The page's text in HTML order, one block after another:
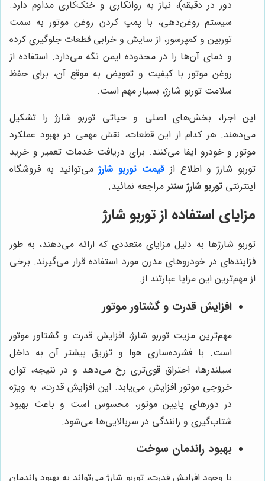
دور در دقیقه)، نیاز به روانکاری و خنک‌کاری مداوم دارد.
سیستم روغن‌دهی، با پمپ کردن روغن موتور به سمت
توربین و کمپرسور، از سایش و خرابی قطعات جلوگیری کرده
و دمای آن‌ها را در محدوده ایمن نگه می‌دارد. استفاده از
روغن موتور با کیفیت و تعویض به موقع آن، برای حفظ
سلامت توربو شارژ، بسیار مهم است.
این اجزا، بخش‌های اصلی و حیاتی توربو شارژ را تشکیل
می‌دهند. هر کدام از این قطعات، نقش مهمی در بهبود عملکرد
موتور و خودرو ایفا می‌کنند. برای دریافت خدمات تعمیر و خرید
توربو شارژ و اطلاع از قیمت توربو شارژمی‌توانید به فروشگاه
اینترنتی توربو شارژ سنتر مراجعه نمائید.
مزایای استفاده از توربو شارژ
توربو شارژها به دلیل مزایای متعددی که ارائه می‌دهند، به طور
فزاینده‌ای در خودروهای مدرن مورد استفاده قرار می‌گیرند. برخی
از مهم‌ترین این مزایا عبارتند از:
افزایش قدرت و گشتاور موتور
مهم‌ترین مزیت توربو شارژ، افزایش قدرت و گشتاور موتور
است. با فشرده‌سازی هوا و تزریق بیشتر آن به داخل
سیلندرها، احتراق قوی‌تری رخ می‌دهد و در نتیجه، توان
خروجی موتور افزایش می‌یابد. این افزایش قدرت، به ویژه
در دورهای پایین موتور، محسوس است و باعث بهبود
شتاب‌گیری و رانندگی در سربالایی‌ها می‌شود.
بهبود راندمان سوخت
با وجود افزایش قدرت، توربو شارژ می‌تواند به بهبود راندمان